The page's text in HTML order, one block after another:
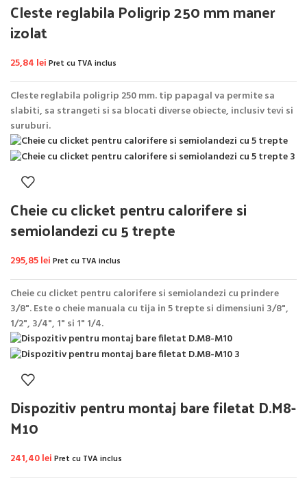
Cleste reglabila Poligrip 250 mm maner
izolat
25,84 lei Pret cu TVA inclus
Cleste reglabila poligrip 250 mm. tip papagal va permite sa
slabiti, sa strangeti si sa blocati diverse obiecte, inclusiv tevi si
suruburi.
Cheie cu clicket pentru calorifere si
semiolandezi cu 5 trepte
295,85lei Pret cu TVA inclus
Cheie cu clicket pentru calorifere si semiolandezi cu prindere
3/8".Este o cheie manuala cu tija in 5 trepte si dimensiuni 3/8",
1/2", 3/4", 1" si 1" 1/4.
Dispozitiv pentru montaj bare filetat D.M8-
M10
241,40lei Pret cu TVA inclus